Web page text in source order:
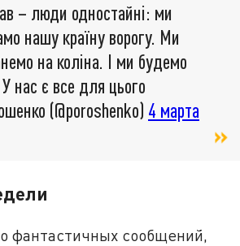
– люди одностайні: ми
нашу країну ворогу. Ми
на коліна. І ми будемо
нас є все для цього
(@poroshenko) 4 марта
фантастичных сообщений,